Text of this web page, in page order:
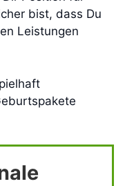
bist, dass Du
Leistungen